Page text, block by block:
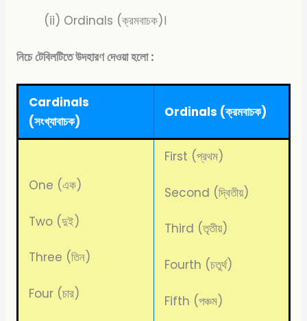
(ii) Ordinals (ক্রমবাচক)।
নিচে টেবিলটিতে উদহারণ দেওয়া হলো :
Cardinals
(সংখ্যাবাচক)
Ordinals (ক্রমবাচক)
One (এক)
Two (দুই)
Three (তিন)
Four (চার)
First (প্রথম)
Second (দ্বিতীয়)
Third (তৃতীয়)
Fourth (চতুর্থ)
Fifth (পঞ্চম)